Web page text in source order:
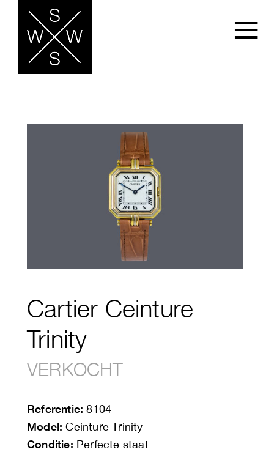
Cartier Ceinture
Trinity
VERKOCHT
Referentie: 8104
Model: Ceinture Trinity
Conditie: Perfecte staat